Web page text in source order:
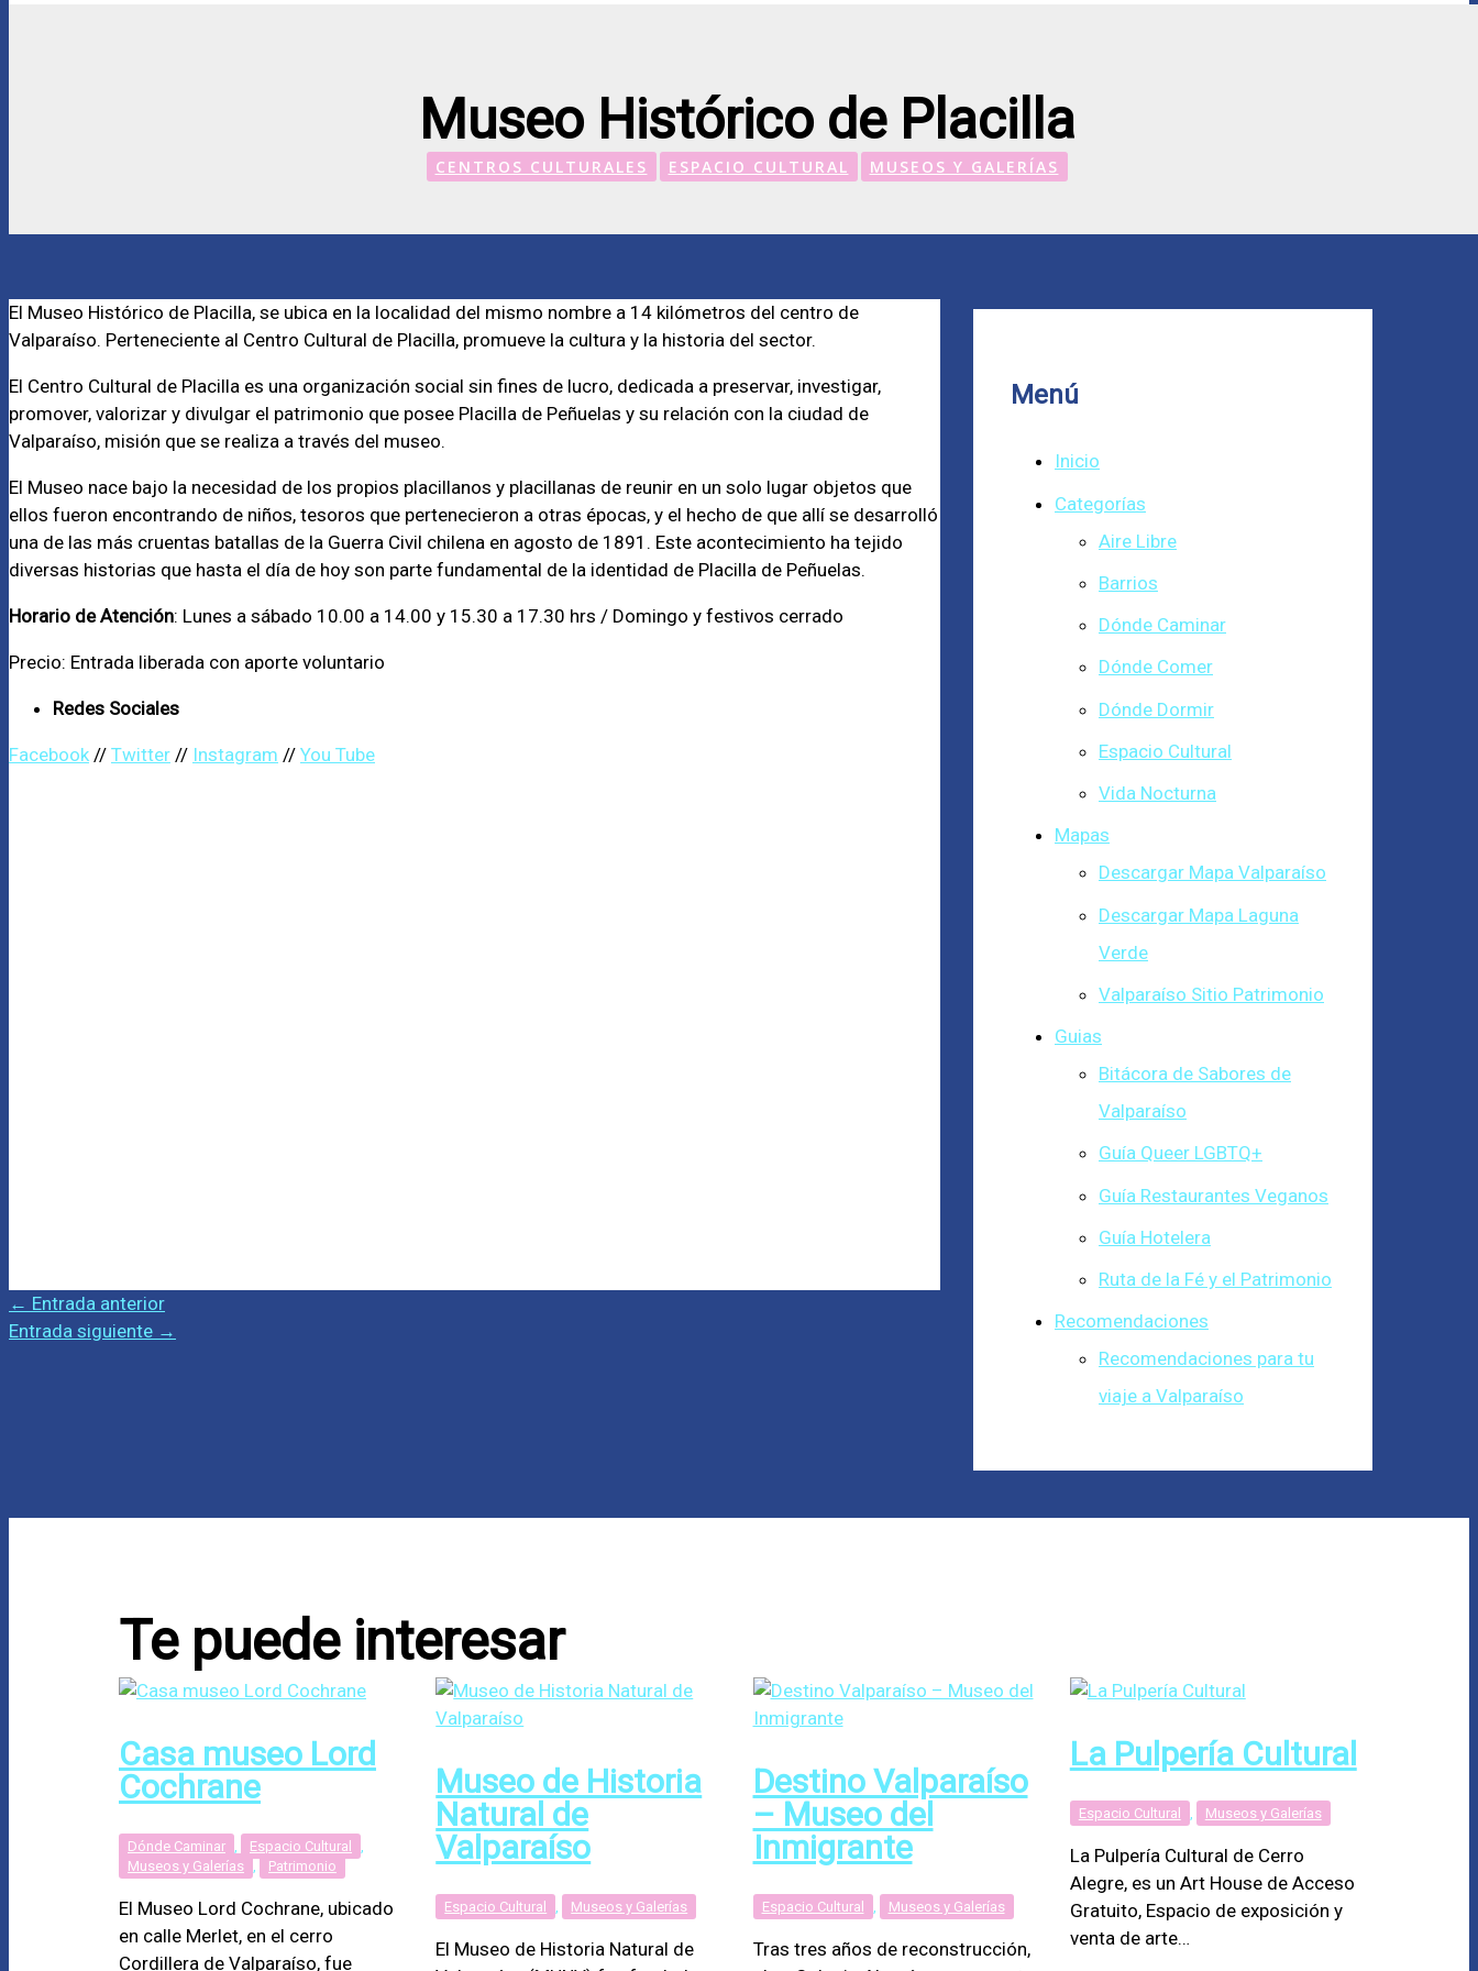
Museo Histórico de Placilla
CENTROS CULTURALES ESPACIO CULTURAL MUSEOS Y GALERÍAS
El Museo Histórico de Placilla, se ubica en la localidad del mismo nombre a 14 kilómetros del centro de
Valparaíso. Perteneciente al Centro Cultural de Placilla, promueve la cultura y la historia del sector.
El Centro Cultural de Placilla es una organización social sin fines de lucro, dedicada a preservar, investigar,
promover, valorizar y divulgar el patrimonio que posee Placilla de Peñuelas y su relación con la ciudad de
Valparaíso, misión que se realiza a través del museo.
El Museo nace bajo la necesidad de los propios placillanos y placillanas de reunir en un solo lugar objetos que
ellos fueron encontrando de niños, tesoros que pertenecieron a otras épocas, y el hecho de que allí se desarrolló
una de las más cruentas batallas de la Guerra Civil chilena en agosto de 1891. Este acontecimiento ha tejido
diversas historias que hasta el día de hoy son parte fundamental de la identidad de Placilla de Peñuelas.
Horario de Atención: Lunes a sábado 10.00 a 14.00 y 15.30 a 17.30 hrs / Domingo y festivos cerrado
Precio: Entrada liberada con aporte voluntario
Redes Sociales
Facebook // Twitter // Instagram // You Tube
← Entrada anterior
Entrada siguiente →
Menú
Inicio
Categorías
Aire Libre
Barrios
Dónde Caminar
Dónde Comer
Dónde Dormir
Espacio Cultural
Vida Nocturna
Mapas
Descargar Mapa Valparaíso
Descargar Mapa Laguna
Verde
Valparaíso Sitio Patrimonio
Guias
Bitácora de Sabores de
Valparaíso
Guía Queer LGBTQ+
Guía Restaurantes Veganos
Guía Hotelera
Ruta de la Fé y el Patrimonio
Recomendaciones
Recomendaciones para tu
viaje a Valparaíso
Te puede interesar
Casa museo Lord
Cochrane
Dónde Caminar Espacio Cultural
Museos y Galerías
Patrimonio
El Museo Lord Cochrane, ubicado
en calle Merlet, en el cerro
Cordillera de Valparaíso, fue
Museo de Historia
Natural de
Valparaíso
Espacio Cultural Museos y Galerías
El Museo de Historia Natural de
Destino Valparaíso
– Museo del
Inmigrante
Espacio Cultural Museos y Galerías
Tras tres años de reconstrucción,
La Pulpería Cultural
Espacio Cultural Museos y Galerías
La Pulpería Cultural de Cerro
Alegre, es un Art House de Acceso
Gratuito, Espacio de exposición y
venta de arte…